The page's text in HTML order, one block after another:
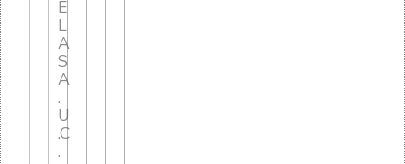
E
L
A
S
A
.
U
.C
.